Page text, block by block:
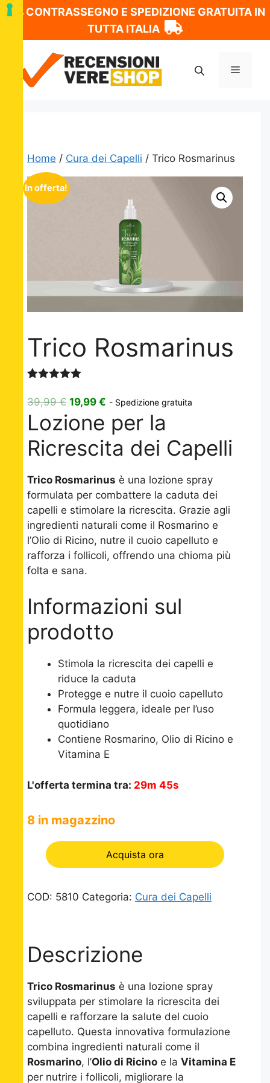
CONTRASSEGNO E SPEDIZIONE GRATUITA IN
TUTTA ITALIA
contenuto
Menu
Home / Cura dei Capelli / Trico Rosmarinus
In offerta!
Trico Rosmarinus
5.00su 5
su base
recensioni
39,99€ Il
prezzo
originale
era:
19,99 € Il
prezzo
attuale
è:
- Spedizione gratuita
Lozione per la
Ricrescita dei Capelli
Trico Rosmarinus è una lozione spray
formulata per combattere la caduta dei
capelli e stimolare la ricrescita. Grazie agli
ingredienti naturali come il Rosmarino e
l’Olio di Ricino, nutre il cuoio capelluto e
rafforza i follicoli, offrendo una chioma più
folta e sana.
Informazioni sul
prodotto
Stimola la ricrescita dei capelli e
riduce la caduta
Protegge e nutre il cuoio capelluto
Formula leggera, ideale per l’uso
quotidiano
Contiene Rosmarino, Olio di Ricino e
Vitamina E
L'offerta termina tra: 29m 45s
8 in magazzino
Acquista ora
COD: 5810 Categoria: Cura dei Capelli
Descrizione
Trico Rosmarinus è una lozione spray
sviluppata per stimolare la ricrescita dei
capelli e rafforzare la salute del cuoio
capelluto. Questa innovativa formulazione
combina ingredienti naturali come il
Rosmarino, l’Olio di Ricino e la Vitamina E
per nutrire i follicoli, migliorare la